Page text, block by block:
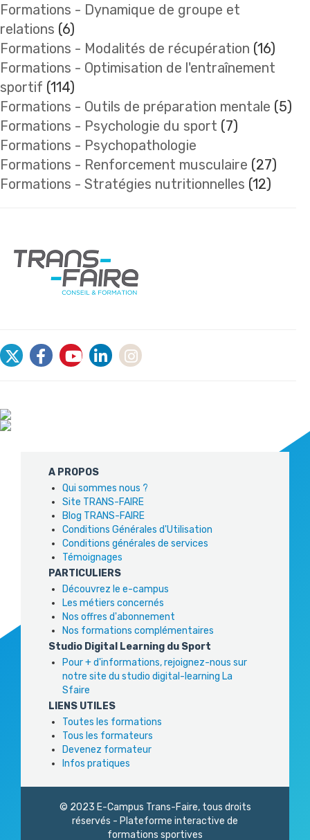
Formations - Dynamique de groupe et
relations (6)
Formations - Modalités de récupération (16)
Formations - Optimisation de l'entraînement
sportif (114)
Formations - Outils de préparation mentale (5)
Formations - Psychologie du sport (7)
Formations - Psychopathologie
Formations - Renforcement musculaire (27)
Formations - Stratégies nutritionnelles (12)
A PROPOS
Qui sommes nous ?
Site TRANS-FAIRE
Blog TRANS-FAIRE
Conditions Générales d'Utilisation
Conditions générales de services
Témoignages
PARTICULIERS
Découvrez le e-campus
Les métiers concernés
Nos offres d'abonnement
Nos formations complémentaires
Studio Digital Learning du Sport
Pour + d'informations, rejoignez-nous sur
notre site du studio digital-learning La
Sfaire
LIENS UTILES
Toutes les formations
Tous les formateurs
Devenez formateur
Infos pratiques
© 2023 E-Campus Trans-Faire, tous droits
réservés - Plateforme interactive de
formations sportives